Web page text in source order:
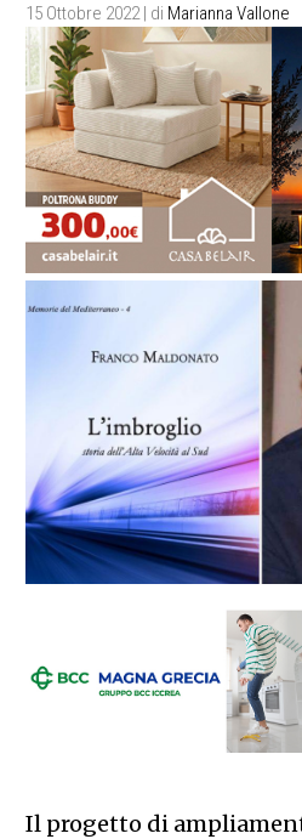
15 Ottobre 2022 | di Marianna Vallone
Il progetto di